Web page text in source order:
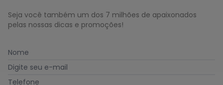
Seja você também um dos 7 milhões de apaixonados
pelas nossas dicas e promoções!
Nome
Digite seu e-mail
Telefone